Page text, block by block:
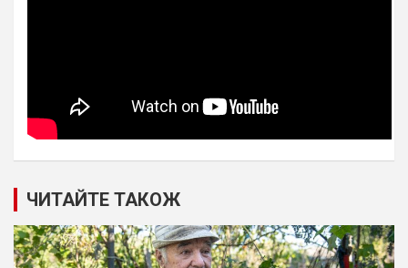
ЧИТАЙТЕ ТАКОЖ